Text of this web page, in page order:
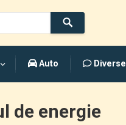
Auto Diverse
de energie